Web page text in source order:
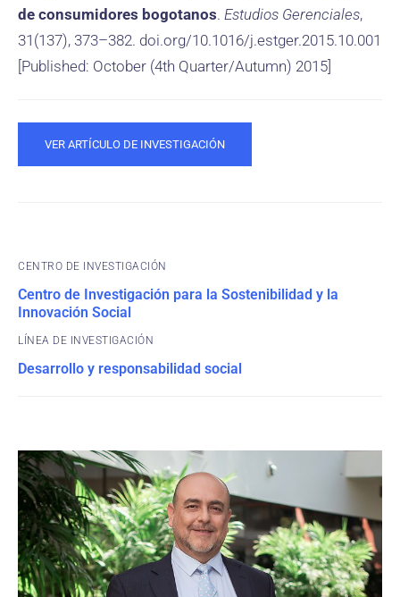
de consumidores bogotanos. Estudios Gerenciales,
31(137), 373–382. doi.org/10.1016/j.estger.2015.10.001
[Published: October (4th Quarter/Autumn) 2015]
VER ARTÍCULO DE INVESTIGACIÓN
CENTRO DE INVESTIGACIÓN
Centro de Investigación para la Sostenibilidad y la
Innovación Social
Desarrollo y responsabilidad social